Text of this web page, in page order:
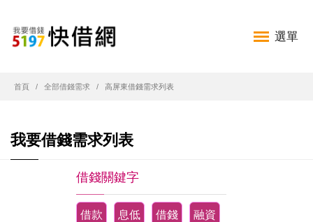
選單
首頁 全部借錢需求 高屏東借錢需求列表
我要借錢需求列表
借錢關鍵字
借款 息低 借錢 融資